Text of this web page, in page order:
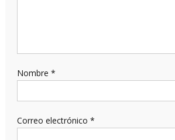
Nombre *
Correo electrónico *